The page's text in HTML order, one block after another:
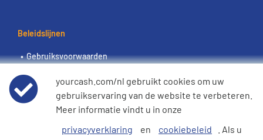
Beleidslijnen
Gebruiksvoorwaarden
Wereldwijde privacyverklaring
yourcash.com/nl gebruikt cookies om uw
gebruikservaring van de website te verbeteren.
Meer informatie vindt u in onze
privacyverklaring
en cookiebeleid . Als u